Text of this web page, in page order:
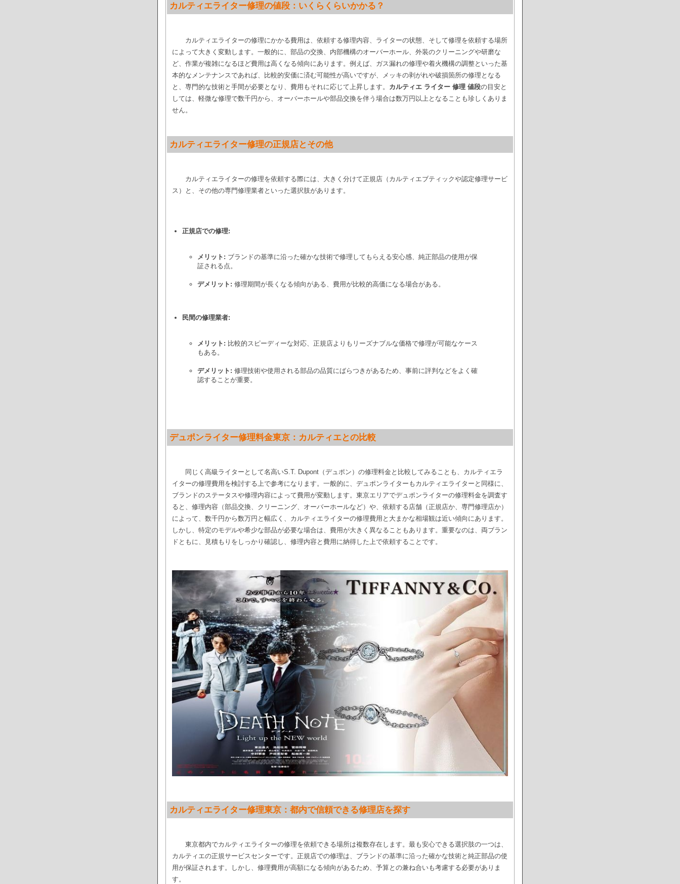
カルティエライター修理の値段：いくらくらいかかる？
カルティエライターの修理にかかる費用は、依頼する修理内容、ライターの状態、そして修理を依頼する場所
によって大きく変動します。一般的に、部品の交換、内部機構のオーバーホール、外装のクリーニングや研磨な
ど、作業が複雑になるほど費用は高くなる傾向にあります。例えば、ガス漏れの修理や着火機構の調整といった基
本的なメンテナンスであれば、比較的安価に済む可能性が高いですが、メッキの剥がれや破損箇所の修理となる
と、専門的な技術と手間が必要となり、費用もそれに応じて上昇します。 カルティエ ライター 修理 値段の目安と
しては、軽微な修理で数千円から、オーバーホールや部品交換を伴う場合は数万円以上となることも珍しくありま
せん。
カルティエライター修理の正規店とその他
カルティエライターの修理を依頼する際には、大きく分けて正規店（カルティエブティックや認定修理サービ
ス）と、その他の専門修理業者といった選択肢があります。
正規店での修理:
メリット: ブランドの基準に沿った確かな技術で修理してもらえる安心感、純正部品の使用が保
証される点。
デメリット: 修理期間が長くなる傾向がある、費用が比較的高価になる場合がある。
民間の修理業者:
メリット: 比較的スピーディーな対応、正規店よりもリーズナブルな価格で修理が可能なケース
もある。
デメリット: 修理技術や使用される部品の品質にばらつきがあるため、事前に評判などをよく確
認することが重要。
デュポンライター修理料金東京：カルティエとの比較
同じく高級ライターとして名高いS.T. Dupont（デュポン）の修理料金と比較してみることも、カルティエラ
イターの修理費用を検討する上で参考になります。一般的に、デュポンライターもカルティエライターと同様に、
ブランドのステータスや修理内容によって費用が変動します。東京エリアでデュポンライターの修理料金を調査す
ると、修理内容（部品交換、クリーニング、オーバーホールなど）や、依頼する店舗（正規店か、専門修理店か）
によって、数千円から数万円と幅広く、カルティエライターの修理費用と大まかな相場観は近い傾向にあります。
しかし、特定のモデルや希少な部品が必要な場合は、費用が大きく異なることもあります。重要なのは、両ブラン
ドともに、見積もりをしっかり確認し、修理内容と費用に納得した上で依頼することです。
カルティエライター修理東京：都内で信頼できる修理店を探す
東京都内でカルティエライターの修理を依頼できる場所は複数存在します。最も安心できる選択肢の一つは、
カルティエの正規サービスセンターです。正規店での修理は、ブランドの基準に沿った確かな技術と純正部品の使
用が保証されます。しかし、修理費用が高額になる傾向があるため、予算との兼ね合いも考慮する必要がありま
す。